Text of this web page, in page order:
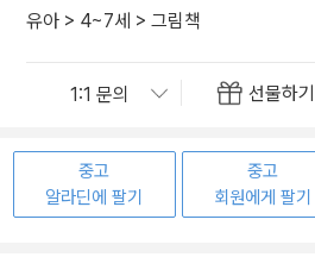
유아 > 4~7세 > 그림책
선물하기
중고
알라딘에 팔기
중고
회원에게 팔기